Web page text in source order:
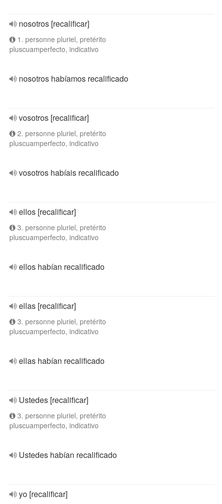
nosotros [recalificar]
1. personne pluriel, pretérito
pluscuamperfecto, indicativo
nosotros habíamos recalificado
vosotros [recalificar]
2. personne pluriel, pretérito
pluscuamperfecto, indicativo
vosotros habíais recalificado
ellos [recalificar]
3. personne pluriel, pretérito
pluscuamperfecto, indicativo
ellos habían recalificado
ellas [recalificar]
3. personne pluriel, pretérito
pluscuamperfecto, indicativo
ellas habían recalificado
Ustedes [recalificar]
3. personne pluriel, pretérito
pluscuamperfecto, indicativo
Ustedes habían recalificado
yo [recalificar]